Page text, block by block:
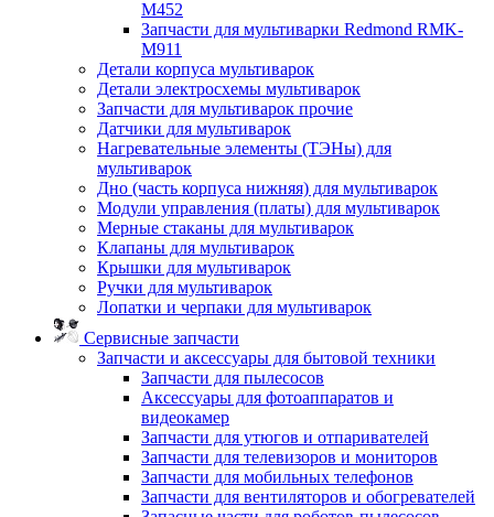
M452
Запчасти для мультиварки Redmond RMK-
M911
Детали корпуса мультиварок
Детали электросхемы мультиварок
Запчасти для мультиварок прочие
Датчики для мультиварок
Нагревательные элементы (ТЭНы) для
мультиварок
Дно (часть корпуса нижняя) для мультиварок
Модули управления (платы) для мультиварок
Мерные стаканы для мультиварок
Клапаны для мультиварок
Крышки для мультиварок
Ручки для мультиварок
Лопатки и черпаки для мультиварок
Сервисные запчасти
Запчасти и аксессуары для бытовой техники
Запчасти для пылесосов
Аксессуары для фотоаппаратов и
видеокамер
Запчасти для утюгов и отпаривателей
Запчасти для телевизоров и мониторов
Запчасти для мобильных телефонов
Запчасти для вентиляторов и обогревателей